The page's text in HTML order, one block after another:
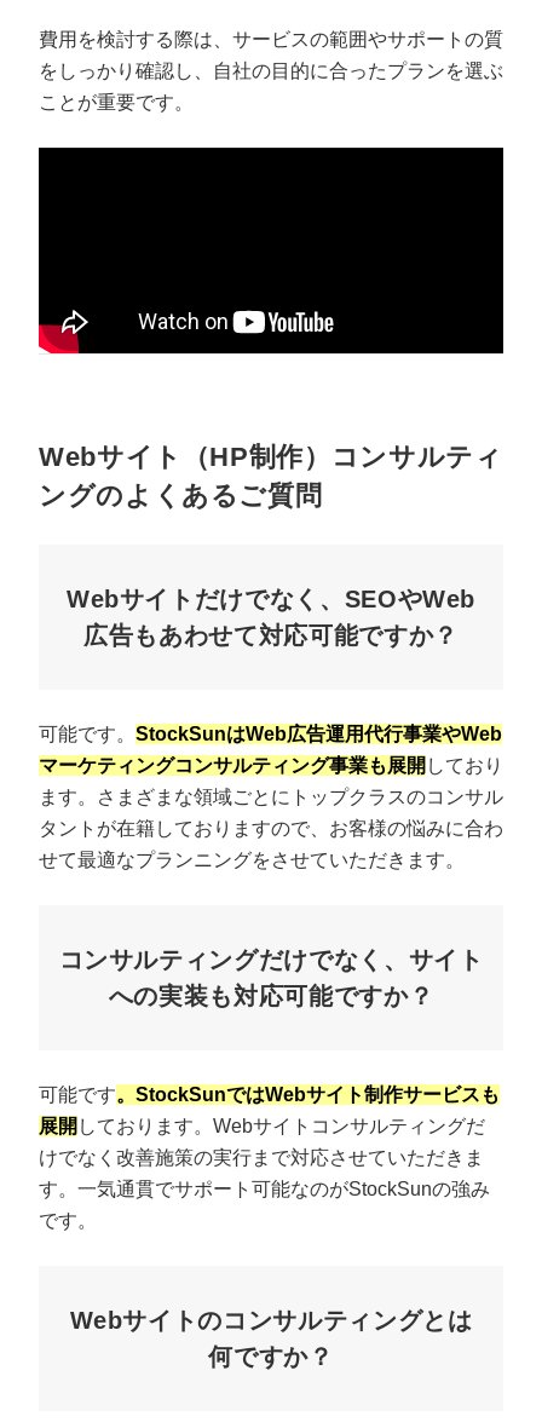
StockSun株式会社〒160-0023 東京都新宿区西新宿3丁目8番3号 新都心
プライバシーポリシー
費用を検討する際は、サービスの範囲やサポートの質
をしっかり確認し、自社の目的に合ったプランを選ぶ
ことが重要です。
Webサイト（HP制作）コンサルティ
ングのよくあるご質問
Webサイトだけでなく、SEOやWeb
広告もあわせて対応可能ですか？
可能です。 StockSunはWeb広告運用代行事業やWeb
マーケティングコンサルティング事業も展開 しており
ます。さまざまな領域ごとにトップクラスのコンサル
タントが在籍しておりますので、お客様の悩みに合わ
せて最適なプランニングをさせていただきます。
コンサルティングだけでなく、サイト
への実装も対応可能ですか？
可能です。StockSunではWebサイト制作サービスも
展開 しております。Webサイトコンサルティングだ
けでなく改善施策の実行まで対応させていただきま
す。一気通貫でサポート可能なのがStockSunの強み
です。
Webサイトのコンサルティングとは
何ですか？